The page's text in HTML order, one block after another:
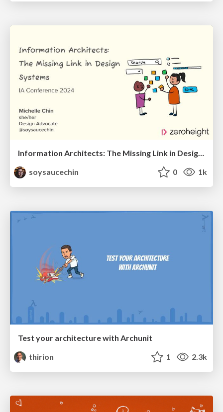
Information Architects: The Missing Link in Design Systems
soysaucechin
0 1k
Test your architecture with Archunit
thirion
1 2.3k